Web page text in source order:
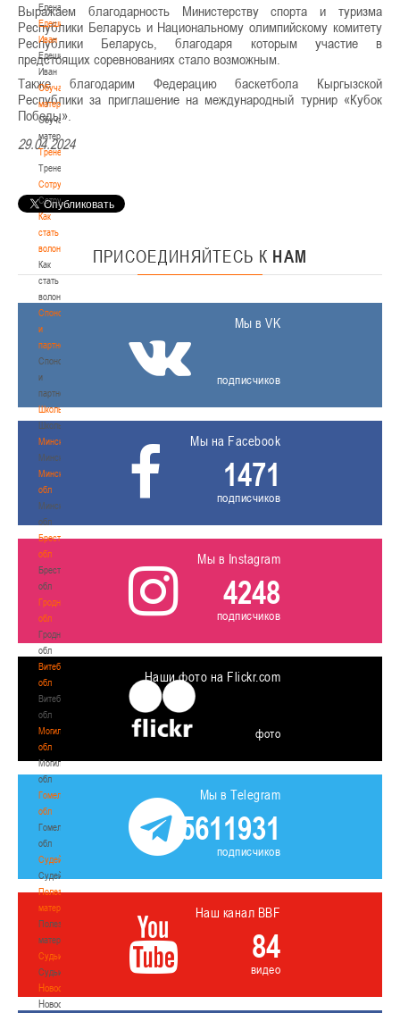
Елена
Едешко
Иван
Едешко
Иван
Обучающие
материалы
Обучающие
материалы
Тренерам
Тренерам
Сотрудничество
Сотрудничество
Как
стать
волонтером
Как
стать
волонтером
Спонсоры
и
партнеры
Спонсоры
и
партнеры
Школы
Школы
Минск
Минск
Минская
обл
Минская
обл
Брестская
обл
Брестская
обл
Гродненская
обл
Гродненская
обл
Витебская
обл
Витебская
обл
Могилевская
обл
Могилевская
обл
Гомельская
обл
Гомельская
обл
Судейство
Судейство
Полезные
материалы
Полезные
материалы
Судьи
Судьи
Новости
Новости
Выражаем благодарность Министерству спорта и туризма
Республики Беларусь и Национальному олимпийскому комитету
Республики Беларусь, благодаря которым участие в
предстоящих соревнованиях стало возможным.
Также благодарим Федерацию баскетбола Кыргызской
Республики за приглашение на международный турнир «Кубок
Победы».
29.04.2024
ПРИСОЕДИНЯЙТЕСЬ К НАМ
Мы в VK
подписчиков
Мы на Facebook
1471
подписчиков
Мы в Instagram
4248
подписчиков
Наши фото на Flickr.com
фото
Мы в Telegram
5611931
подписчиков
Наш канал BBF
84
видео